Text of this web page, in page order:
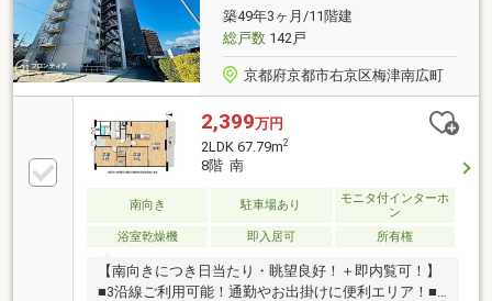
能（規約有）のため、大切な家族の一員とともに新生
活をスタートしていただけます。
築49年3ヶ月/11階建
総戸数142戸
京都府京都市右京区梅津南広町
2,399万円
2LDK 67.79m2
8階 南
南向き 駐車場あり
モニタ付インターホ
ン
浴室乾燥機
即入居可 所有権
【南向きにつき日当たり・眺望良好！＋即内覧可！】
■3沿線ご利用可能！通勤やお出掛けに便利エリア！■